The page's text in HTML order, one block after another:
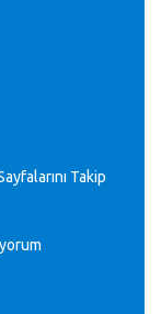
teveccüh
iletin
layık
bir
Takip